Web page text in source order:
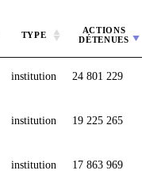
TYPE
ACTIONS
DÉTENUES
institution 24 801 229
institution 19 225 265
institution 17 863 969